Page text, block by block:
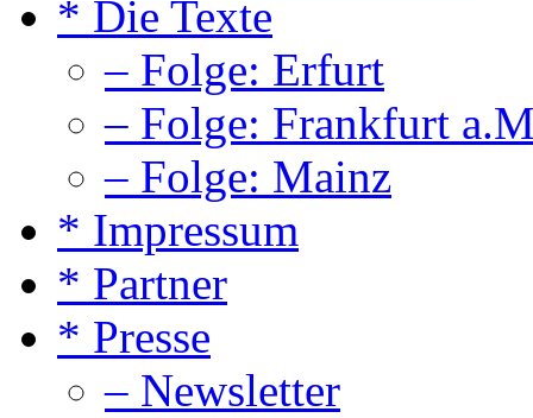
* Die Texte
– Folge: Erfurt
– Folge: Frankfurt
– Folge: Mainz
* Impressum
* Partner
* Presse
– Newsletter